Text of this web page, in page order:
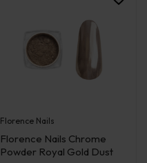
Florence Nails
Florence Nails Chrome
Powder Royal Gold Dust